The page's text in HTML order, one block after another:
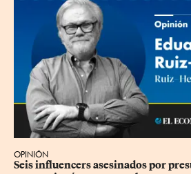
OPINIÓN
Seis influencers asesinados por